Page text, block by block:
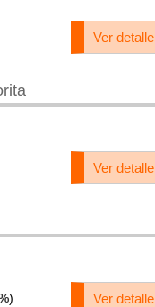
Ver detalle
Ver detalle
) Ver detalle